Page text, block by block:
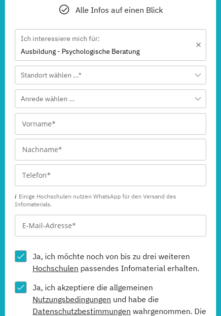
Alle Infos auf einen Blick
Ich interessiere mich für:
Ausbildung - Psychologische Beratung
Standort wählen ...*
Anrede wählen ...
Einige Hochschulen nutzen WhatsApp für den Versand des
Infomaterials.
Ja, ich möchte noch von bis zu drei weiteren
Hochschulen passendes Infomaterial erhalten.
Ja, ich akzeptiere die allgemeinen
Nutzungsbedingungen und habe die
Datenschutzbestimmungen wahrgenommen. Die